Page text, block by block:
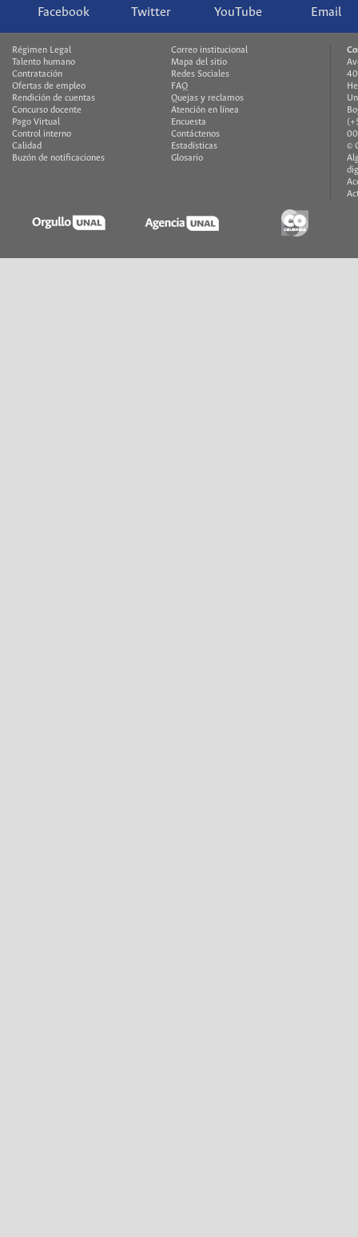
Facebook Twitter YouTube Email
Régimen Legal
Talento humano
Contratación
Ofertas de empleo
Rendición de cuentas
Concurso docente
Pago Virtual
Control interno
Calidad
Buzón de notificaciones
Correo institucional
Mapa del sitio
Redes Sociales
FAQ
Quejas y reclamos
Atención en línea
Encuesta
Contáctenos
Estadísticas
Glosario
©